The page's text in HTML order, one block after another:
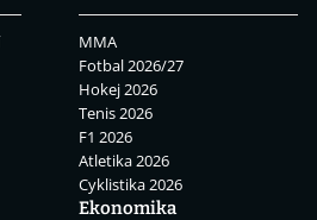
MMA
Fotbal 2026/27
Hokej 2026
Tenis 2026
F1 2026
Atletika 2026
Cyklistika 2026
Ekonomika